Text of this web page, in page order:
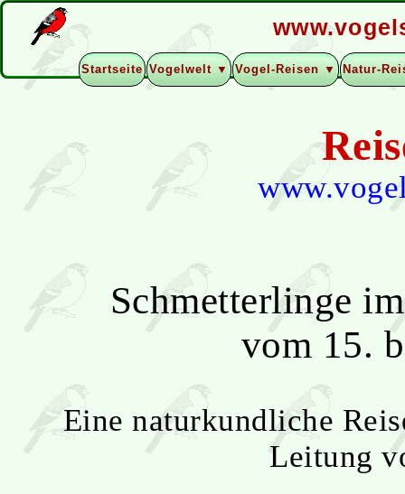
Startseite Vogelwelt ▼ Vogel-Reisen ▼ Natur-
Schmetterlinge
vom 15.
Eine naturkundliche
Leitung